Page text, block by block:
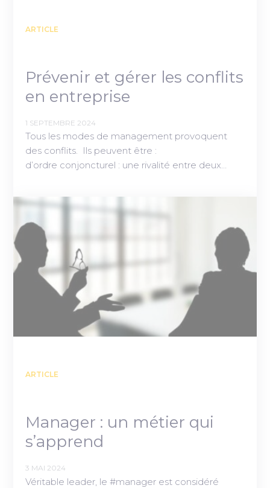
ARTICLE
Prévenir et gérer les conflits
en entreprise
1 SEPTEMBRE 2024
Tous les modes de management provoquent
des conflits. Ils peuvent être :
d’ordre conjoncturel : une rivalité entre deux…
ARTICLE
Manager : un métier qui
s’apprend
3 MAI 2024
Véritable leader, le #manager est considéré